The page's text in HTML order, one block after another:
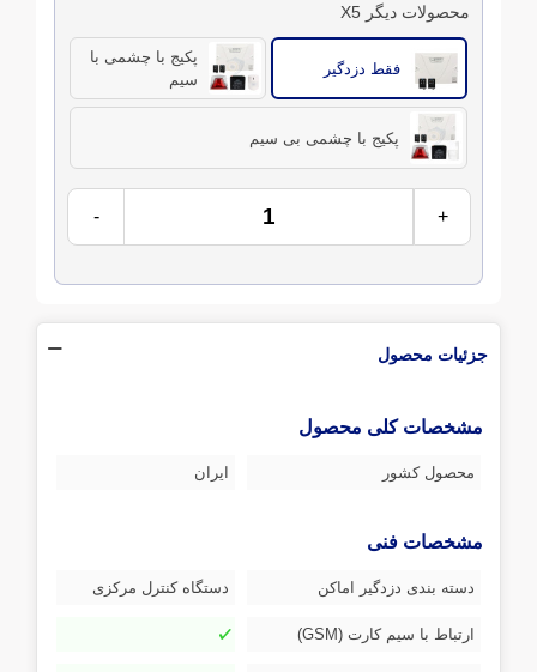
محصولات دیگر X5
فقط دزدگیر
پکیج با چشمی با
سیم
پکیج با چشمی بی سیم
- +
جزئیات محصول
مشخصات کلی محصول
محصول کشور ایران
مشخصات فنی
دسته بندی دزدگیر اماکن دستگاه کنترل مرکزی
ارتباط با سیم کارت (GSM)